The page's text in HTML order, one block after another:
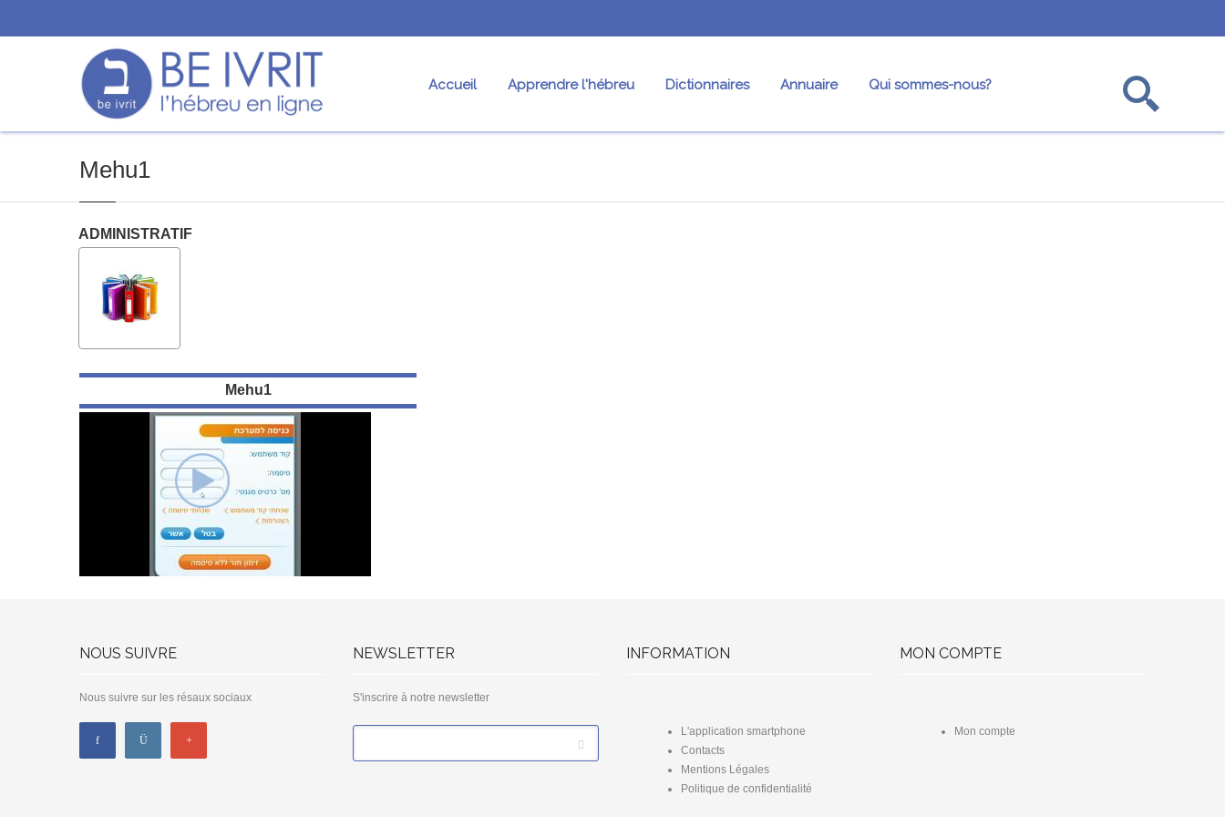
Accueil Apprendre l'hébreu Dictionnaires Annuaire Qui sommes-nous?
Mehu1
ADMINISTRATIF
Mehu1
NOUS SUIVRE
Nous suivre sur les résaux sociaux
NEWSLETTER
S'inscrire à notre newsletter
INFORMATION
L'application smartphone
Contacts
Mentions Légales
Politique de confidentialité
MON COMPTE
Mon compte